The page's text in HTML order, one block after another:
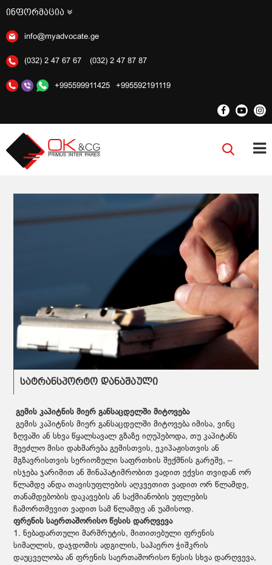
ინფორმაცია
info@myadvocate.ge
(032) 2 47 67 67 (032) 2 47 87 87
+995599911425 +995592191119
სატრანსპორტო დანაშაული
გემის კაპიტნის მიერ განსაცდელში მიტოვება
გემის კაპიტნის მიერ განსაცდელში მიტოვება იმისა, ვინც
ზღვაში ან სხვა წყალსავალ გზაზე იღუპებოდა, თუ კაპიტანს
შეეძლო მისი დახმარება გემისთვის, ეკიპაჟისთვის ან
მგზავრისთვის სერიოზული საფრთხის შექმნის გარეშე, –
ისჯება ჯარიმით ან შინაპატიმრობით ვადით ექვსი თვიდან ორ
წლამდე ანდა თავისუფლების აღკვეთით ვადით ორ წლამდე,
თანამდებობის დაკავების ან საქმიანობის უფლების
ჩამორთმევით ვადით სამ წლამდე ან უამისოდ.
ფრენის საერთაშორისო წესის დარღვევა
1. ნებადართული მარშრუტის, მითითებული ფრენის
სიმაღლის, დაჯდომის ადგილის, საჰაერო ჭიშკრის
დაუცველობა ან ფრენის საერთაშორისო წესის სხვა დარღვევა,